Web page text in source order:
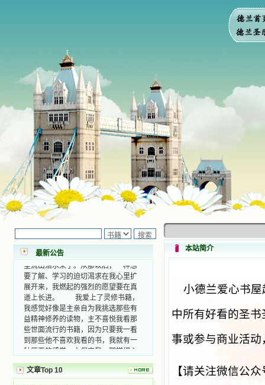
最新公告
小德兰爱心书屋最新公告 有一天，我
做了一个奇怪的梦，至今让我难忘。
梦中，我看到一本打开的用石头做的
书，我用舌头去舔它，觉得有一种甜
味，我就更用力去舔，最后从这本书
里流出活水来了。从那以后，一种想
要了解、学习的迫切渴求在我心里扩
展开来，我燃起的强烈的愿望要在真
道上长进。 我爱上了灵修书籍，
我感觉好像是主亲自为我挑选那些有
益精神修养的读物，主不喜悦我看那
些世面流行的书籍，因为只要我一看
到那些他不喜欢我看的书，我就有一
种厌恶的感觉。主保守我，那样细心
地防护着我，从那以后我从未读过一
本不良的书籍。 善良的书使人向
善，这些圣人的作品，渐渐地印在了
文章Top 10
本站简介
小德兰爱心书
中所有好看的圣
事或参与商业活
【请关注微信公